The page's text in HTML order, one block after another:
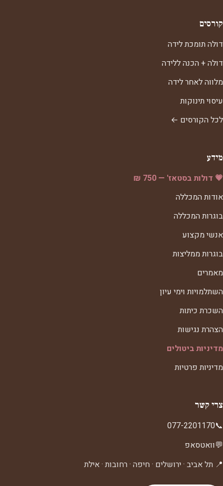
קורסים
דולה תומכת לידה
דולה + הכנה ללידה
מלווה לאחר לידה
עיסוי תינוקות
לכל הקורסים ←
מידע
💗 דולות בסטאז' — 750 ₪
אודות המכללה
בוגרות המכללה
אנשי מקצוע
בוגרות ממליצות
מאמרים
השתלמויות וימי עיון
השכרת כיתות
הצהרת נגישות
מדיניות ביטולים
מדיניות פרטיות
צרי קשר
📞
077-2201170
💬וואטסאפ
📍 תל אביב · ירושלים · חיפה · רחובות · אילת